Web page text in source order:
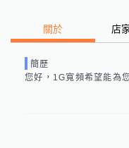
關於 店
簡歷
您好， 1G寬頻希望能為